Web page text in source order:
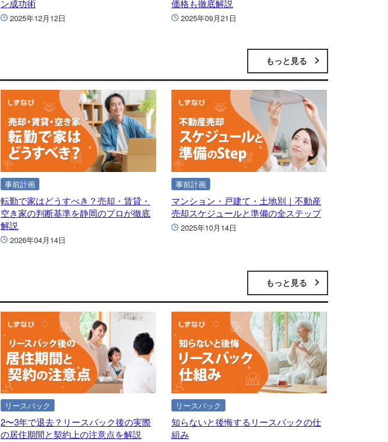
ン成功術
2025年12月12日
価格も徹底解説
2025年09月21日
事前計画
転勤で家はどうすべき？売却・賃貸・
空き家の判断基準を静岡のプロが徹底
解説
2026年04月14日
事前計画
マンション・戸建て・土地別｜不動産
売却スケジュールと準備の全ステップ
2025年10月14日
もっと見る
リースバック
2〜3年で退去？リースバック後の実際
の居住期間と契約上の注意点を解説
リースバック
知らないと後悔するリースバックの仕
組み
もっと見る